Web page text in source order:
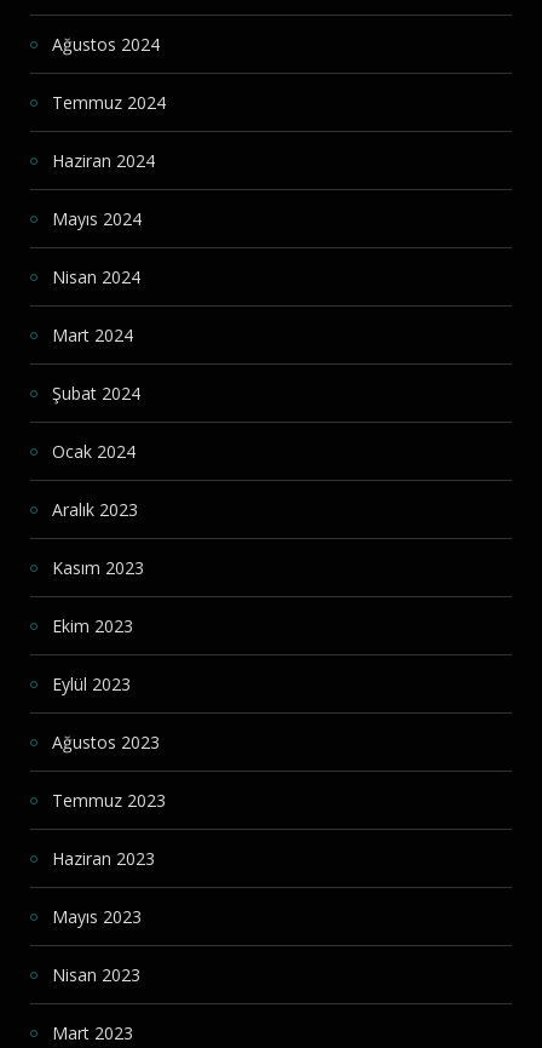
Ağustos 2024
Temmuz 2024
Haziran 2024
Mayıs 2024
Nisan 2024
Mart 2024
Şubat 2024
Ocak 2024
Aralık 2023
Kasım 2023
Ekim 2023
Eylül 2023
Ağustos 2023
Temmuz 2023
Haziran 2023
Mayıs 2023
Nisan 2023
Mart 2023